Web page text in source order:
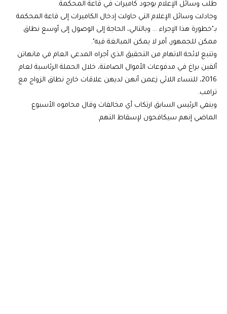
طلب وسائل الإعلام بوجود كاميرات في قاعة المحكمة.
وجادلت وسائل الإعلام التي حاولت إدخال الكاميرات إلى قاعة المحكمة
بـ"خطورة هذا الإجراء … وبالتالي، الحاجة إلى الوصول إلى أوسع نطاق
ممكن للجمهور، أمر لا يمكن المبالغة فيه".
وتنبع لائحة الاتهام من التحقيق الذي أجراه المدعي العام في مانهاتن
ألفين براغ في مدفوعات الأموال الصامتة، خلال الحملة الرئاسية لعام
2016، للنساء اللائي زعمن أنهن لديهن علاقات خارج نطاق الزواج مع
ترامب.
وينفي الرئيس السابق ارتكاب أي مخالفات وقال محاموه الأسبوع
الماضي إنهم سيكافحون لإسقاط التهم.